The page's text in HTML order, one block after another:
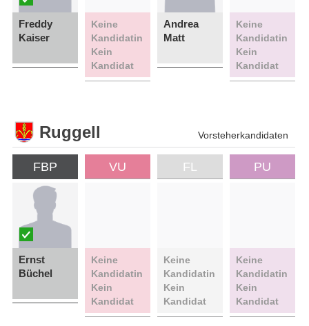
Freddy
Kaiser
Keine
Kandidatin
Kein
Kandidat
Andrea
Matt
Keine
Kandidatin
Kein
Kandidat
Ruggell Vorsteherkandidaten
FBP
Ernst
Büchel
VU
Keine
Kandidatin
Kein
Kandidat
FL
Keine
Kandidatin
Kein
Kandidat
PU
Keine
Kandidatin
Kein
Kandidat